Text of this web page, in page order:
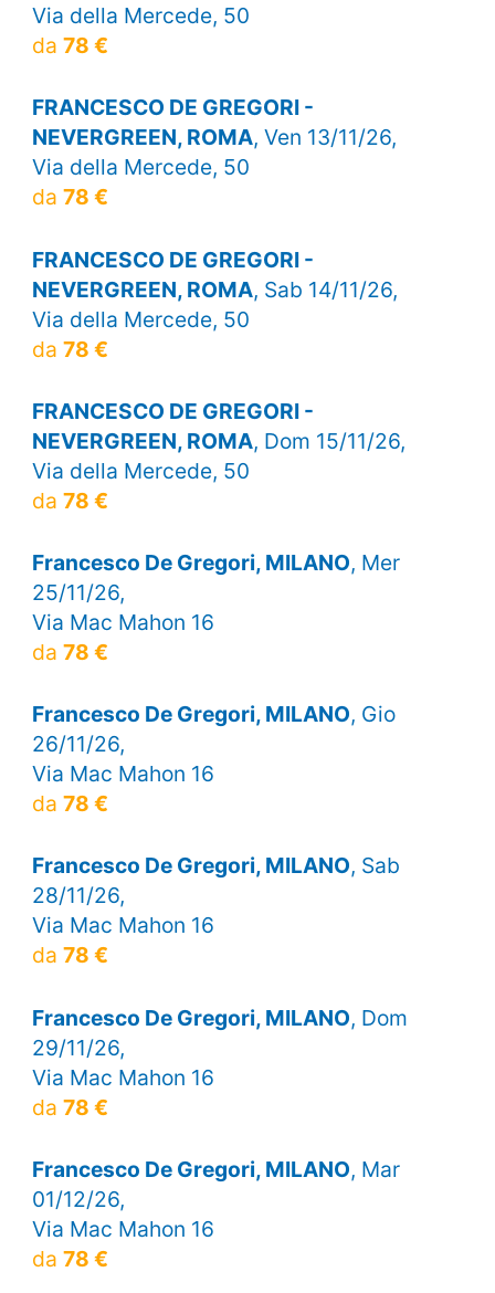
Via della Mercede, 50
da 78 €
FRANCESCO DE GREGORI -
NEVERGREEN, ROMA, Ven 13/11/26,
Via della Mercede, 50
da 78 €
FRANCESCO DE GREGORI -
NEVERGREEN, ROMA, Sab 14/11/26,
Via della Mercede, 50
da 78 €
FRANCESCO DE GREGORI -
NEVERGREEN, ROMA, Dom 15/11/26,
Via della Mercede, 50
da 78 €
Francesco De Gregori, MILANO, Mer
25/11/26,
Via Mac Mahon 16
da 78 €
Francesco De Gregori, MILANO, Gio
26/11/26,
Via Mac Mahon 16
da 78 €
Francesco De Gregori, MILANO, Sab
28/11/26,
Via Mac Mahon 16
da 78 €
Francesco De Gregori, MILANO, Dom
29/11/26,
Via Mac Mahon 16
da 78 €
Francesco De Gregori, MILANO, Mar
01/12/26,
Via Mac Mahon 16
da 78 €